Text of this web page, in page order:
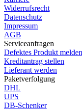
Widerrufsrecht
Datenschutz
Impressum
AGB
Serviceanfragen
Defektes Produkt melden
Kreditantrag stellen
Lieferant werden
Paketverfolgung
DHL
UPS
DB-Schenker